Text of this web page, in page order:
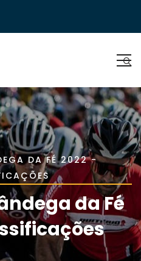
DA FÉ 2022 -
da Fé